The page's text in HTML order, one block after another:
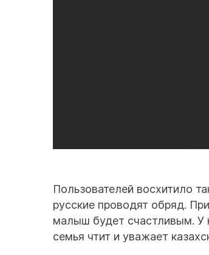
Пользователей восхитило
русские проводят обряд.
малыш будет счастливым. У
семья чтит и уважает